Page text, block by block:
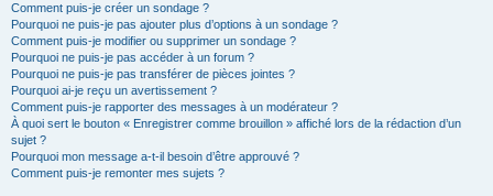
Comment puis-je créer un sondage ?
Pourquoi ne puis-je pas ajouter plus d’options à un sondage ?
Comment puis-je modifier ou supprimer un sondage ?
Pourquoi ne puis-je pas accéder à un forum ?
Pourquoi ne puis-je pas transférer de pièces jointes ?
Pourquoi ai-je reçu un avertissement ?
Comment puis-je rapporter des messages à un modérateur ?
À quoi sert le bouton « Enregistrer comme brouillon » affiché lors de la rédaction d’un
sujet ?
Pourquoi mon message a-t-il besoin d’être approuvé ?
Comment puis-je remonter mes sujets ?